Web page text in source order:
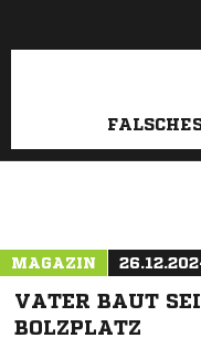
MAGAZIN
VATER BAUT
BOLZPLATZ